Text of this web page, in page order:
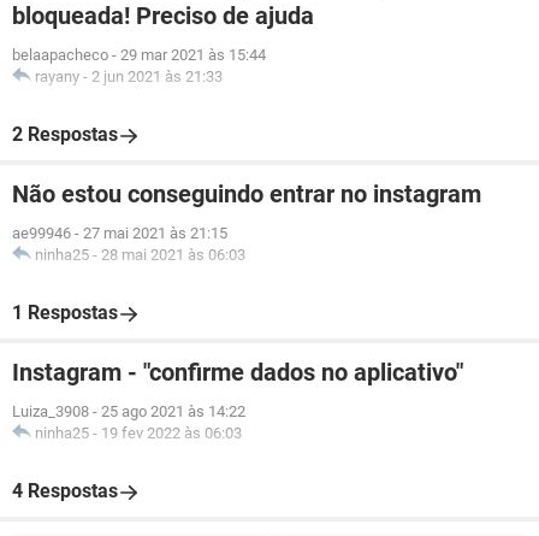
bloqueada! Preciso de ajuda
belaapacheco - 29 mar 2021 às 15:44
rayany - 2 jun 2021 às 21:33
2 Respostas
Não estou conseguindo entrar no instagram
ae99946 - 27 mai 2021 às 21:15
ninha25 - 28 mai 2021 às 06:03
1 Respostas
Instagram - "confirme dados no aplicativo"
Luiza_3908 - 25 ago 2021 às 14:22
ninha25 - 19 fev 2022 às 06:03
4 Respostas